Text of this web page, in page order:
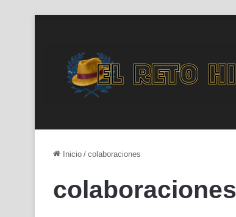
Inicio / colaboraciones
colaboraciones